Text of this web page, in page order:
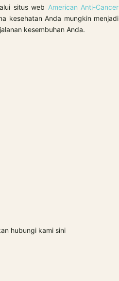
situs web American Anti-Cancer
kesehatan Anda mungkin menjadi
kesembuhan Anda.
hubungi kami sini